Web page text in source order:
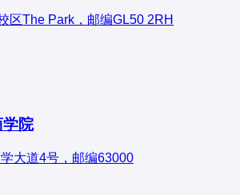
区The Park，邮编GL50 2RH
院
大道4号，邮编63000